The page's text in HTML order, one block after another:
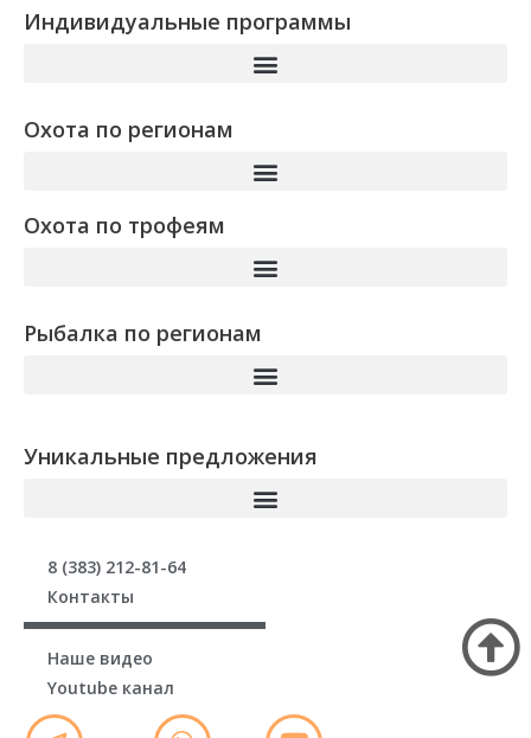
Индивидуальные программы
Охота по регионам
Охота по трофеям
Рыбалка по регионам
Уникальные предложения
8 (383) 212-81-64
Контакты
Наше видео
Youtube канал